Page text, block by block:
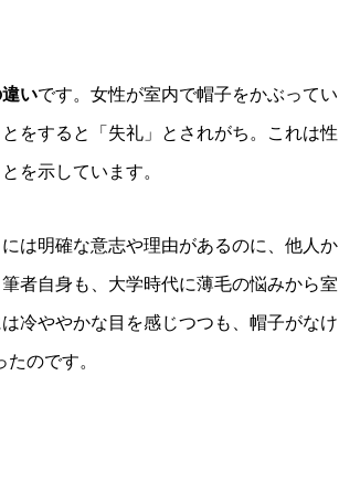
いです。女性が室内で帽子をかぶってい
をすると「失礼」とされがち。これは性
を示しています。
は明確な意志や理由があるのに、他人か
者自身も、大学時代に薄毛の悩みから室
冷ややかな目を感じつつも、帽子がなけ
のです。